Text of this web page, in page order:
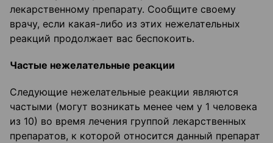
лекарственному препарату. Сообщите своему
врачу, если какая-либо из этих нежелательных
реакций продолжает вас беспокоить.
Частые нежелательные реакции
Следующие нежелательные реакции являются
частыми (могут возникать менее чем у 1 человека
из 10) во время лечения группой лекарственных
препаратов, к которой относится данный препарат